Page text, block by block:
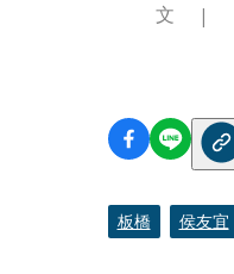
文
板橋 侯友宜